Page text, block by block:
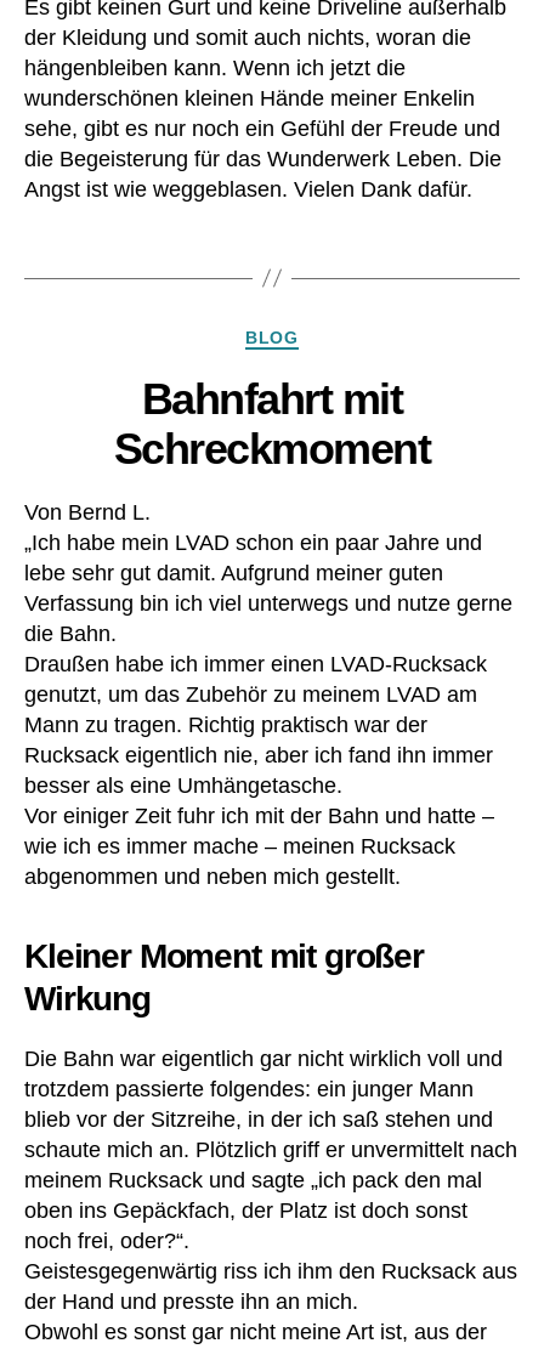
g
e
n,
u
nt
er
h
g ,
W
st
e,
Z
u
b
e
h
Es gibt keinen Gurt und keine Driveline außerhalb
der Kleidung und somit auch nichts, woran die
hängenbleiben kann. Wenn ich jetzt die
wunderschönen kleinen Hände meiner Enkelin
sehe, gibt es nur noch ein Gefühl der Freude und
die Begeisterung für das Wunderwerk Leben. Die
Angst ist wie weggeblasen. Vielen Dank dafür.
D
O
e
k
o
e
a
,
R
u
c
k
s
c
k,
s
hi
rt,
T
a
h
g
e
n
nt
er
h
e
m
d,
u
Kategorien
BLOG
Bahnfahrt mit
Schreckmoment
Von Bernd L.
„Ich habe mein LVAD schon ein paar Jahre und
lebe sehr gut damit. Aufgrund meiner guten
Verfassung bin ich viel unterwegs und nutze gerne
die Bahn.
Draußen habe ich immer einen LVAD-Rucksack
genutzt, um das Zubehör zu meinem LVAD am
Mann zu tragen. Richtig praktisch war der
Rucksack eigentlich nie, aber ich fand ihn immer
besser als eine Umhängetasche.
Vor einiger Zeit fuhr ich mit der Bahn und hatte –
wie ich es immer mache – meinen Rucksack
abgenommen und neben mich gestellt.
Kleiner Moment mit großer
Wirkung
Die Bahn war eigentlich gar nicht wirklich voll und
trotzdem passierte folgendes: ein junger Mann
blieb vor der Sitzreihe, in der ich saß stehen und
schaute mich an. Plötzlich griff er unvermittelt nach
meinem Rucksack und sagte „ich pack den mal
oben ins Gepäckfach, der Platz ist doch sonst
noch frei, oder?“.
Geistesgegenwärtig riss ich ihm den Rucksack aus
der Hand und presste ihn an mich.
Obwohl es sonst gar nicht meine Art ist, aus der
A
b
b
,
B
a
u
m
w
oll
H
e
ar